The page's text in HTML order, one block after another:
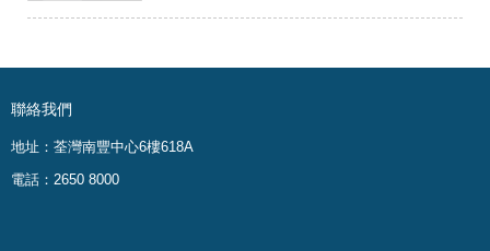
聯絡我們
地址：荃灣南豐中心6樓618A
電話：2650 8000